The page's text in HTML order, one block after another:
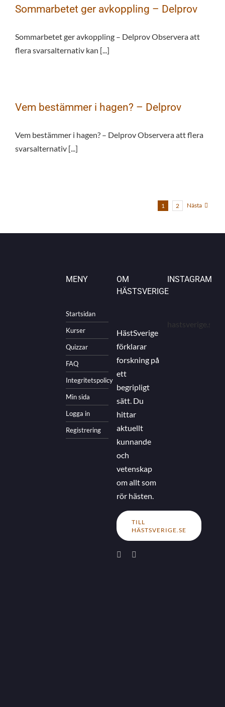
Sommarbetet ger avkoppling – Delprov
Sommarbetet ger avkoppling – Delprov Observera att
flera svarsalternativ kan [...]
Vem bestämmer i hagen? – Delprov
Vem bestämmer i hagen? – Delprov Observera att flera
svarsalternativ [...]
1 2 Nästa
MENY
Startsidan
Kurser
Quizzar
FAQ
Integritetspolicy
Min sida
Logga in
Registrering
OM
HÄSTSVERIGE
HästSverige
förklarar
forskning på
ett
begripligt
sätt. Du
hittar
aktuellt
kunnande
och
vetenskap
om allt som
rör hästen.
TILL
HÄSTSVERIGE.SE
INSTAGRAM
hastsverige.se